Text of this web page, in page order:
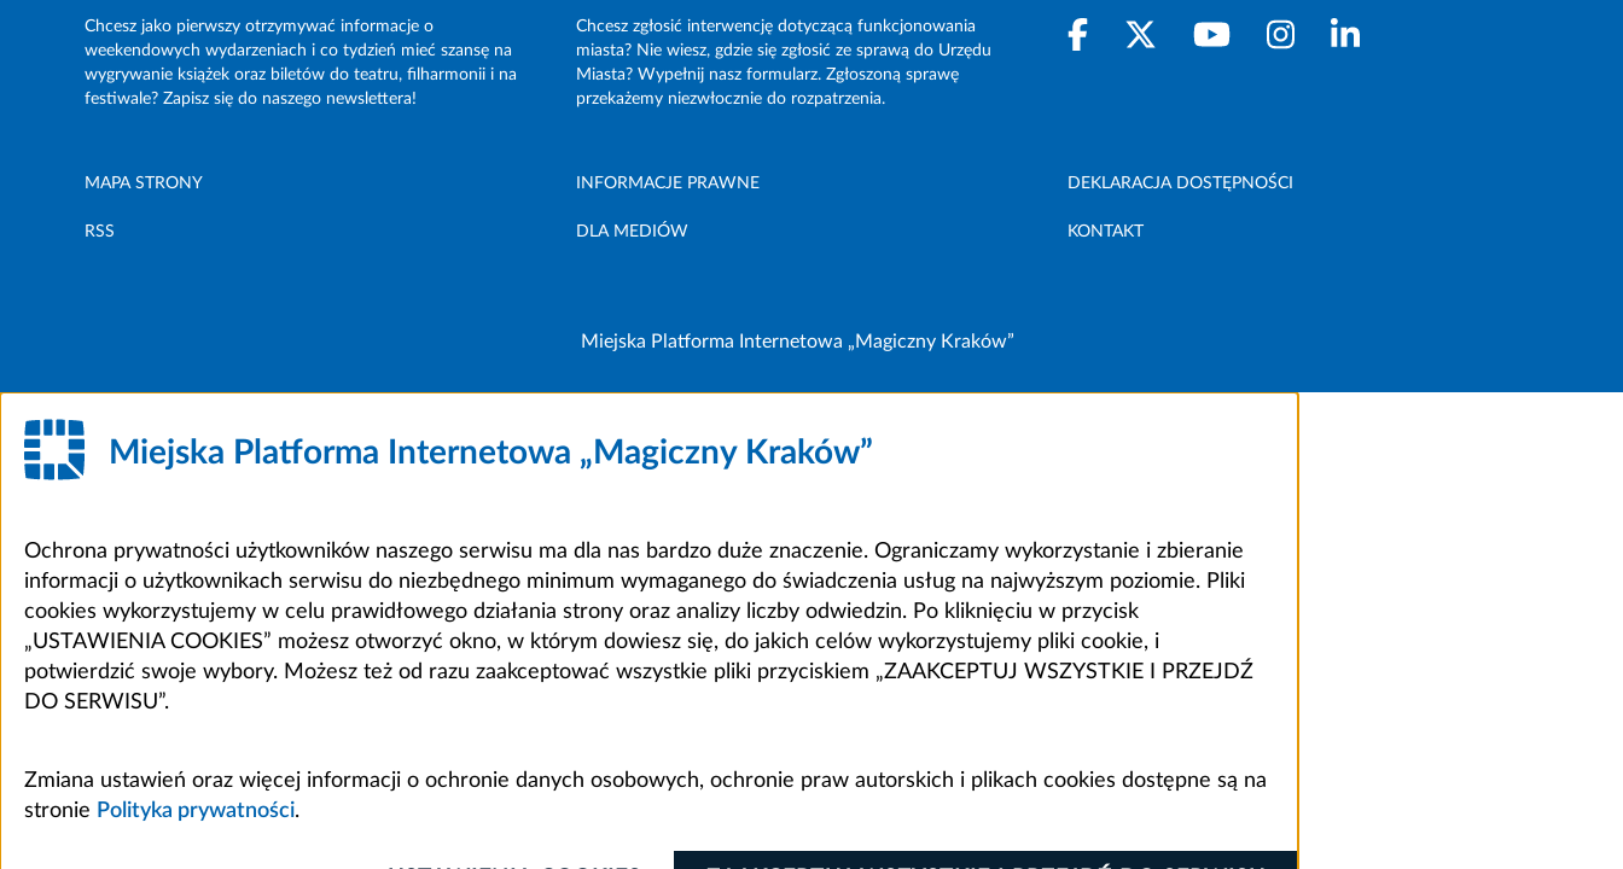
Chcesz jako pierwszy otrzymywać informacje o
weekendowych wydarzeniach i co tydzień mieć szansę na
wygrywanie książek oraz biletów do teatru, filharmonii i na
festiwale? Zapisz się do naszego newslettera!
Chcesz zgłosić interwencję dotyczącą funkcjonowania
miasta? Nie wiesz, gdzie się zgłosić ze sprawą do Urzędu
Miasta? Wypełnij nasz formularz. Zgłoszoną sprawę
przekażemy niezwłocznie do rozpatrzenia.
MAPA STRONY INFORMACJE PRAWNE DEKLARACJA DOSTĘPNOŚCI
RSS DLA MEDIÓW KONTAKT
Miejska Platforma Internetowa „Magiczny Kraków”
Miejska Platforma Internetowa „Magiczny Kraków”
Ochrona prywatności użytkowników naszego serwisu ma dla nas bardzo duże znaczenie. Ograniczamy wykorzystanie i zbieranie
informacji o użytkownikach serwisu do niezbędnego minimum wymaganego do świadczenia usług na najwyższym poziomie. Pliki
cookies wykorzystujemy w celu prawidłowego działania strony oraz analizy liczby odwiedzin. Po kliknięciu w przycisk
„USTAWIENIA COOKIES” możesz otworzyć okno, w którym dowiesz się, do jakich celów wykorzystujemy pliki cookie, i
potwierdzić swoje wybory. Możesz też od razu zaakceptować wszystkie pliki przyciskiem „ZAAKCEPTUJ WSZYSTKIE I PRZEJDŹ
DO SERWISU”.
Zmiana ustawień oraz więcej informacji o ochronie danych osobowych, ochronie praw autorskich i plikach cookies dostępne są na
stronie Polityka prywatności.